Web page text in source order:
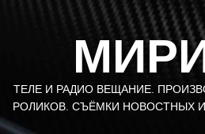
ТЕЛЕ И РАДИО ВЕЩАНИЕ.
РОЛИКОВ. СЪЁМКИ НОВОСТНЫХ